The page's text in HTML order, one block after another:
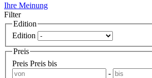
Ihre Meinung
Filter
Edition
Edition
Preis
Preis Preis bis
-